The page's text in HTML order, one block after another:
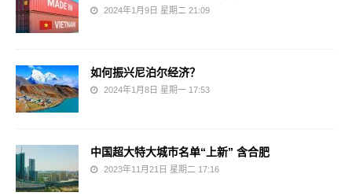
2024年1月9日 星期二 21:09
如何振兴尼泊尔经济？
2024年1月8日 星期一 17:53
中国超大特大城市名单“上新” 含合肥
2023年11月21日 星期二 17:16